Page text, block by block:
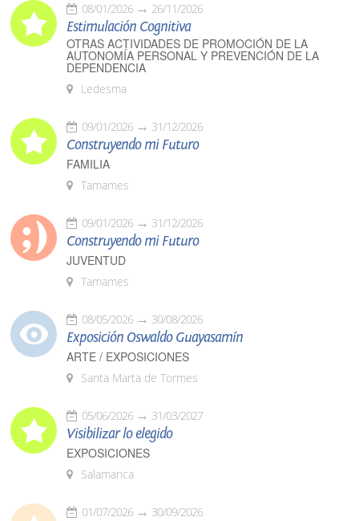
08/01/2026 26/11/2026
Estimulación Cognitiva
OTRAS ACTIVIDADES DE PROMOCIÓN DE LA
AUTONOMÍA PERSONAL Y PREVENCIÓN DE LA
DEPENDENCIA
Ledesma
09/01/2026 31/12/2026
Construyendo mi Futuro
FAMILIA
Tamames
09/01/2026 31/12/2026
Construyendo mi Futuro
JUVENTUD
Tamames
08/05/2026 30/08/2026
Exposición Oswaldo Guayasamín
ARTE / EXPOSICIONES
Santa Marta de Tormes
05/06/2026 31/03/2027
Visibilizar lo elegido
EXPOSICIONES
Salamanca
01/07/2026 30/09/2026